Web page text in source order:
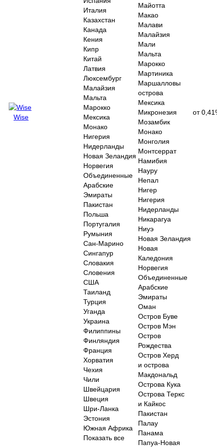
Wise
Италия
Казахстан
Канада
Кения
Кипр
Китай
Латвия
Люксембург
Малайзия
Мальта
Марокко
Мексика
Монако
Нигерия
Нидерланды
Новая Зеландия
Норвегия
Объединенные
Арабские
Эмираты
Пакистан
Польша
Португалия
Румыния
Сан-Марино
Сингапур
Словакия
Словения
США
Таиланд
Турция
Уганда
Украина
Филиппины
Финляндия
Франция
Хорватия
Чехия
Чили
Швейцария
Швеция
Шри-Ланка
Эстония
Южная Африка
Показать все
Майотта
Макао
Малави
Малайзия
Мали
Мальта
Марокко
Мартиника
Маршалловы
острова
Мексика
Микронезия
Мозамбик
Монако
Монголия
Монтсеррат
Намибия
Науру
Непал
Нигер
Нигерия
Нидерланды
Никарагуа
Ниуэ
Новая Зеландия
Новая
Каледония
Норвегия
Объединенные
Арабские
Эмираты
Оман
Остров Буве
Остров Мэн
Остров
Рождества
Остров Херд
и острова
Макдональд
Острова Кука
Острова Теркс
и Кайкос
Пакистан
Палау
Панама
Папуа-Новая
от